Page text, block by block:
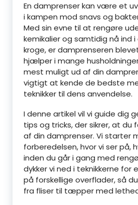
En damprenser kan være et
i kampen mod snavs og
Med sin evne til at rengøre
kemikalier og samtidig nå ind
kroge, er damprenseren
hjælper i mange
mest muligt ud af din
vigtigt at kende de bedste
teknikker til dens anvendelse.
I denne artikel vil vi guide dig
tips og tricks, der sikrer, at du
af din damprenser. Vi starter
forberedelsen, hvor vi ser på,
inden du går i gang med
dykker vi ned i teknikkerne for
på forskellige overflader, så
fra fliser til tæpper med